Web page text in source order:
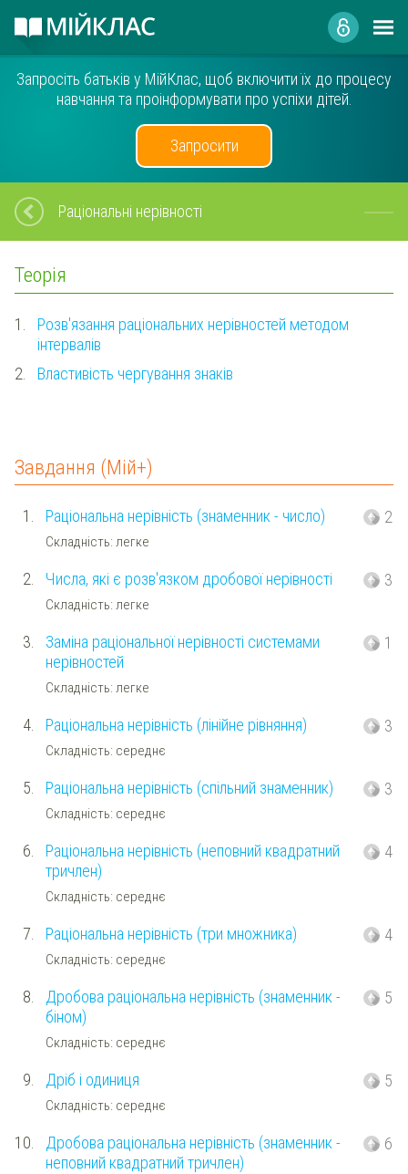
Запросіть батьків у МійКлас, щоб включити їх до процесу
навчання та проінформувати про успіхи дітей.
Запросити
Раціональні нерівності
Теорія
1.
Розв'язання раціональних нерівностей методом
інтервалів
2.
Властивість чергування знаків
Завдання (Мій+)
1. Раціональна нерівність (знаменник - число)
Складність: легке
2
2. Числа, які є розв'язком дробової нерівності
Складність: легке
3
3.
Заміна раціональної нерівності системами
нерівностей
Складність: легке
1
4. Раціональна нерівність (лінійне рівняння)
Складність: середнє
3
5. Раціональна нерівність (спільний знаменник)
Складність: середнє
3
6.
Раціональна нерівність (неповний квадратний
тричлен)
Складність: середнє
4
7. Раціональна нерівність (три множника)
Складність: середнє
4
8.
Дробова раціональна нерівність (знаменник -
біном)
Складність: середнє
5
9. Дріб і одиниця
Складність: середнє
5
10.
Дробова раціональна нерівність (знаменник -
неповний квадратний тричлен)
6